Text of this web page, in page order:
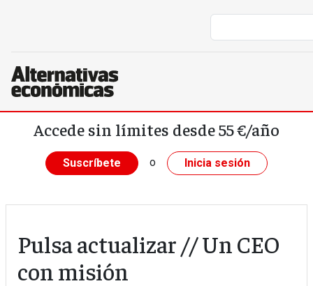
Pasar al contenido principal
Accede sin límites desde 55 €/año
Suscríbete o Inicia sesión
Pulsa actualizar // Un CEO
con misión